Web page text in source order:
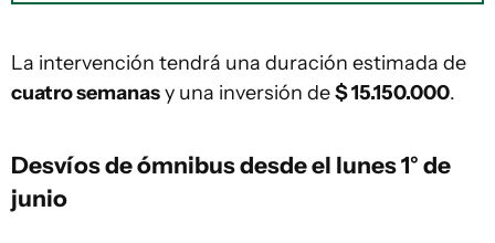
La intervención tendrá una duración estimada de
cuatro semanasy una inversión de$ 15.150.000.
Desvíos de ómnibus desde el lunes 1° de
junio